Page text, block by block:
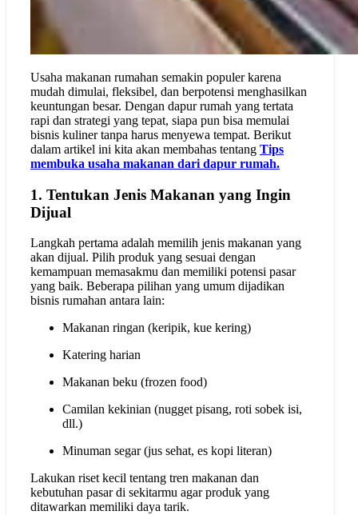
Usaha makanan rumahan semakin populer karena
mudah dimulai, fleksibel, dan berpotensi menghasilkan
keuntungan besar. Dengan dapur rumah yang tertata
rapi dan strategi yang tepat, siapa pun bisa memulai
bisnis kuliner tanpa harus menyewa tempat. Berikut
dalam artikel ini kita akan membahas tentang Tips
membuka usaha makanan dari dapur rumah.
1. Tentukan Jenis Makanan yang Ingin
Dijual
Langkah pertama adalah memilih jenis makanan yang
akan dijual. Pilih produk yang sesuai dengan
kemampuan memasakmu dan memiliki potensi pasar
yang baik. Beberapa pilihan yang umum dijadikan
bisnis rumahan antara lain:
Makanan ringan (keripik, kue kering)
Katering harian
Makanan beku (frozen food)
Camilan kekinian (nugget pisang, roti sobek isi,
dll.)
Minuman segar (jus sehat, es kopi literan)
Lakukan riset kecil tentang tren makanan dan
kebutuhan pasar di sekitarmu agar produk yang
ditawarkan memiliki daya tarik.